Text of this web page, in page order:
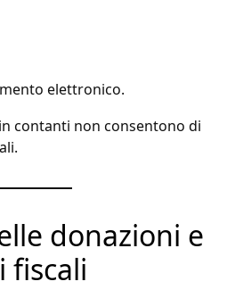
elettronico.
contanti non consentono di
donazioni e
fiscali